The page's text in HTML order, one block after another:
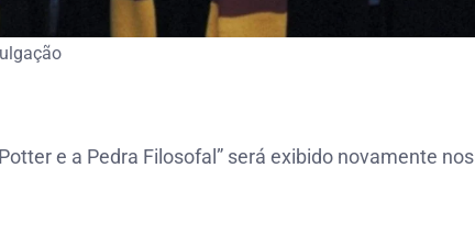
e a Pedra Filosofal” será exibido novamente nos